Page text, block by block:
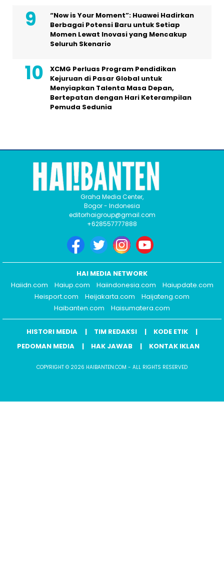
“Now is Your Moment”: Huawei Hadirkan
Berbagai Potensi Baru untuk Setiap
Momen Lewat Inovasi yang Mencakup
Seluruh Skenario
XCMG Perluas Program Pendidikan
Kejuruan di Pasar Global untuk
Menyiapkan Talenta Masa Depan,
Bertepatan dengan Hari Keterampilan
Pemuda Sedunia
Graha Media Center,
Bogor - Indonesia
editorhaigroup@gmail.com
+628557777888
HAI MEDIA NETWORK
Haiidn.com
Haiup.com Haiindonesia.com
Haiupdate.com
Heisport.com
Heijakarta.com
Haijateng.com
Haibanten.com
Haisumatera.com
HISTORI MEDIA TIM REDAKSI
KODE ETIK
PEDOMAN MEDIA
HAK JAWAB KONTAK IKLAN
COPYRIGHT © 2026 HAIBANTEN.COM - ALL RIGHTS RESERVED